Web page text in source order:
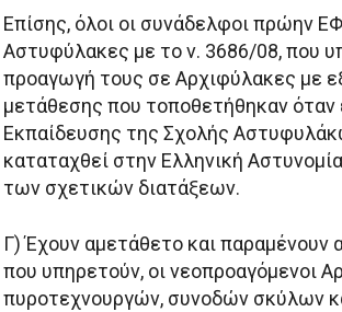
Επίσης, όλοι οι συνάδελφοι πρώην
Αστυφύλακες με το ν. 3686/08, που
προαγωγή τους σε Αρχιφύλακες με
μετάθεσης που τοποθετήθηκαν
Εκπαίδευσης της Σχολής
καταταχθεί στην Ελληνική
των σχετικών διατάξεων.
Γ) Έχουν αμετάθετο και παραμένουν
που υπηρετούν, οι νεοπροαγόμενοι
πυροτεχνουργών, συνοδών σκύλων